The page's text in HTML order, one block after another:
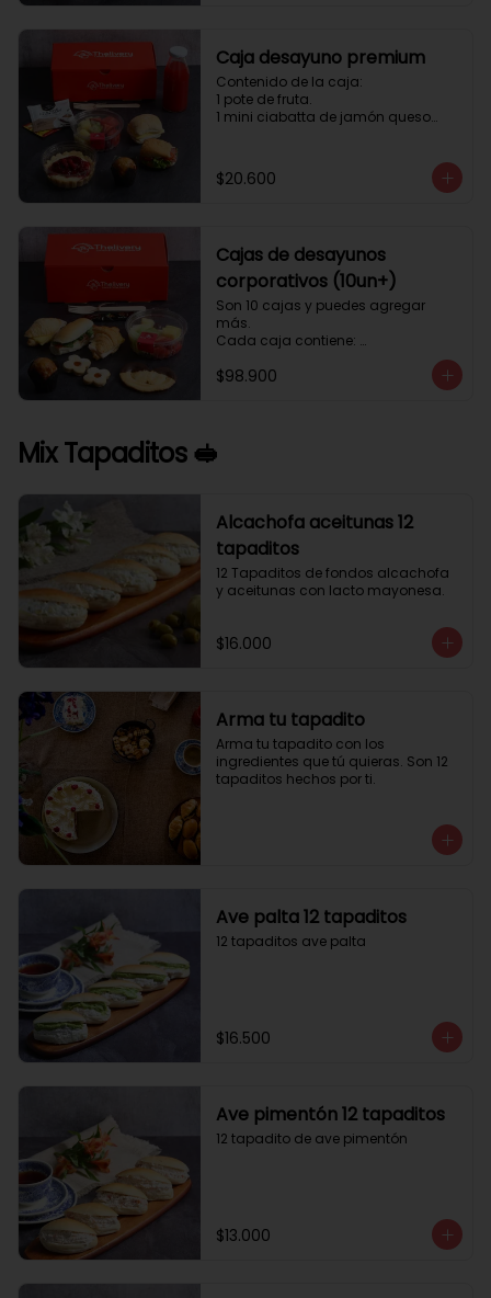
Caja desayuno premium
Contenido de la caja:
1 pote de fruta.
1 mini ciabatta de jamón queso
1 mini muffin
1 cheesecake
$20.600
Cajas de desayunos
corporativos (10un+)
Son 10 cajas y puedes agregar
más.
Cada caja contiene:
2 mini croissant jamón queso.
1 mini muffin.
Estos desayunos no los vendemos
por unidad, desde 10 cajas.
$98.900
Mix Tapaditos 🥪
Alcachofa aceitunas 12
tapaditos
12 Tapaditos de fondos alcachofa
y aceitunas con lacto mayonesa.
$16.000
Arma tu tapadito
Arma tu tapadito con los
ingredientes que tú quieras. Son 12
tapaditos hechos por ti.
Ave palta 12 tapaditos
12 tapaditos ave palta
$16.500
Ave pimentón 12 tapaditos
12 tapadito de ave pimentón
$13.000